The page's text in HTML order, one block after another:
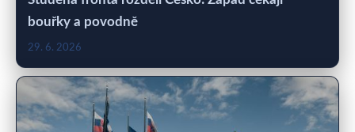
bouřky a povodně
29. 6. 2026